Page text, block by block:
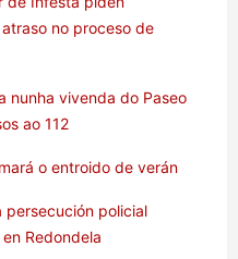
no proceso de
nunha vivenda do Paseo
ao 112
o entroido de verán
persecución policial
Redondela